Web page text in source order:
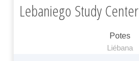
Lebaniego Study Center
Potes
Liébana